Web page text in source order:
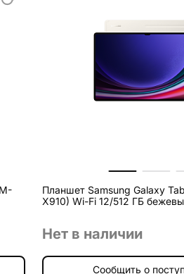
Планшет Samsung Galaxy
X910) Wi-Fi 12/512 ГБ
Нет в наличии
Сообщить о